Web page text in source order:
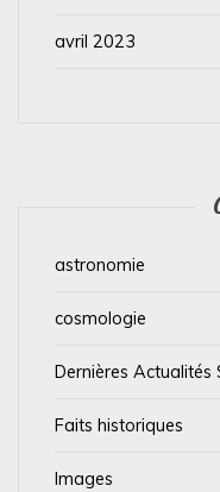
avril 2023
astronomie
cosmologie
Dernières Actualités
Faits historiques
Images